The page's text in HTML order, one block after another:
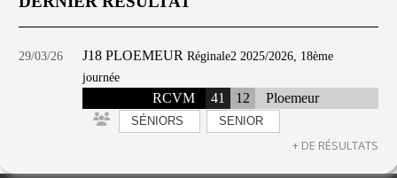
29/03/26 J18 PLOEMEUR Réginale2 2025/2026, 18ème
journée
RCVM 41 12 Ploemeur
SÉNIORS SENIOR
+ DE RÉSULTATS